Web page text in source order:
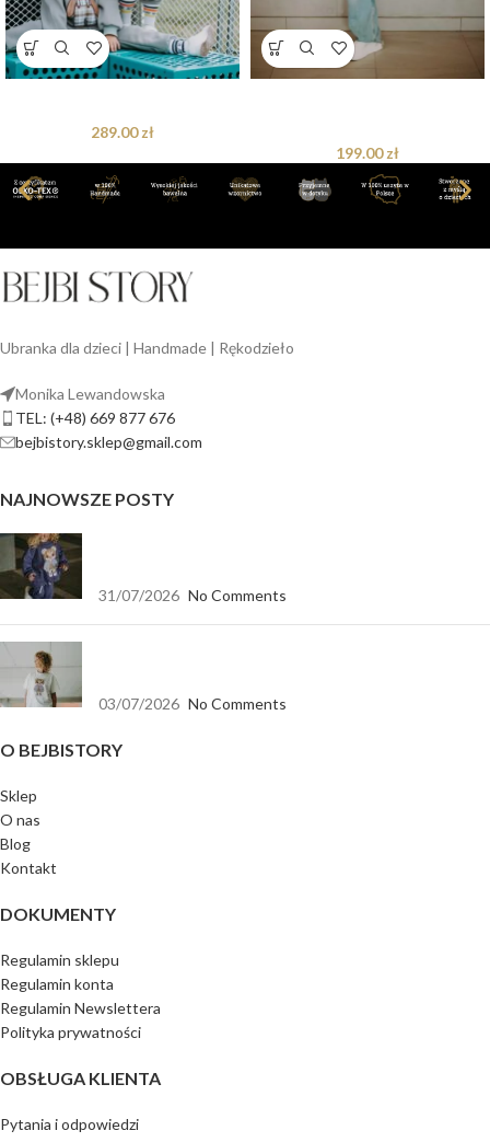
289.00zł
199.00zł
Ubranka dla dzieci | Handmade | Rękodzieło
Monika Lewandowska
TEL: (+48) 669 877 676
bejbistory.sklep@gmail.com
NAJNOWSZE POSTY
31/07/2026 No Comments
03/07/2026 No Comments
O BEJBISTORY
Sklep
O nas
Blog
Kontakt
DOKUMENTY
Regulamin sklepu
Regulamin konta
Regulamin Newslettera
Polityka prywatności
OBSŁUGA KLIENTA
Pytania i odpowiedzi